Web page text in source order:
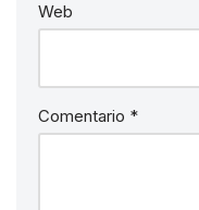
Web
Comentario *